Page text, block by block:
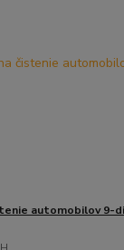
automobilov 9-